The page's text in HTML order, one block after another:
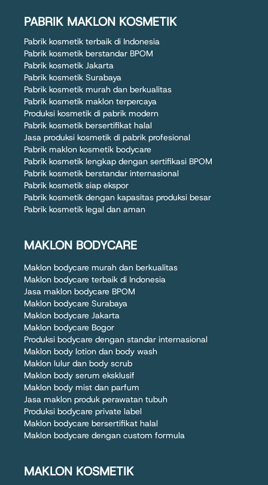
PABRIK MAKLON KOSMETIK
Pabrik kosmetik terbaik di Indonesia
Pabrik kosmetik berstandar BPOM
Pabrik kosmetik Jakarta
Pabrik kosmetik Surabaya
Pabrik kosmetik murah dan berkualitas
Pabrik kosmetik maklon terpercaya
Produksi kosmetik di pabrik modern
Pabrik kosmetik bersertifikat halal
Jasa produksi kosmetik di pabrik profesional
Pabrik maklon kosmetik bodycare
Pabrik kosmetik lengkap dengan sertifikasi BPOM
Pabrik kosmetik berstandar internasional
Pabrik kosmetik siap ekspor
Pabrik kosmetik dengan kapasitas produksi besar
Pabrik kosmetik legal dan aman
MAKLON BODYCARE
Maklon bodycare murah dan berkualitas
Maklon bodycare terbaik di Indonesia
Jasa maklon bodycare BPOM
Maklon bodycare Surabaya
Maklon bodycare Jakarta
Maklon bodycare Bogor
Produksi bodycare dengan standar internasional
Maklon body lotion dan body wash
Maklon lulur dan body scrub
Maklon body serum eksklusif
Maklon body mist dan parfum
Jasa maklon produk perawatan tubuh
Produksi bodycare private label
Maklon bodycare bersertifikat halal
Maklon bodycare dengan custom formula
MAKLON KOSMETIK